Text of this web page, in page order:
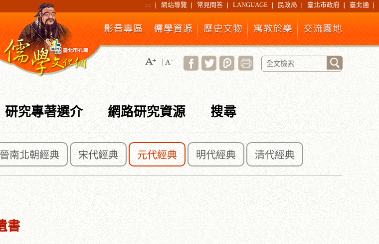
::: 網站導覽 常見問答 LANGUAGE 民政局 臺北市政府 臺北通
研究專著選介 網路研究資源 搜尋
南北朝經典 宋代經典 元代經典 明代經典 清代經典
書